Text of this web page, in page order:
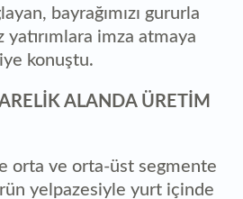
bayrağımızı gururla
yatırımlara imza atmaya
konuştu.
ALANDA ÜRETİM
orta ve orta-üst segmente
yelpazesiyle yurt içinde